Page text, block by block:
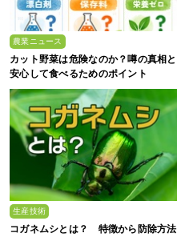
農業ニュース
カット野菜は危険なのか？噂の真相と
安心して食べるためのポイント
生産技術
コガネムシとは？ 特徴から防除方法